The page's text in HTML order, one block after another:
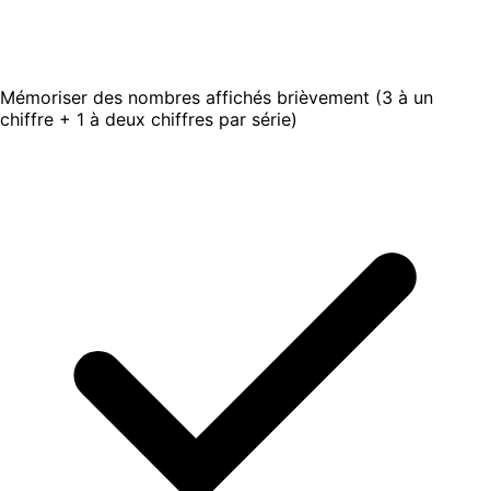
Mémoriser des nombres affichés brièvement (3 à un
chiffre + 1 à deux chiffres par série)